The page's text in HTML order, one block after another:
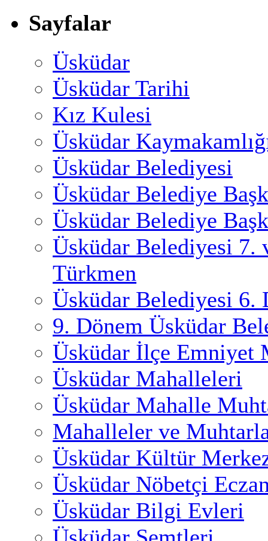
Sayfalar
Üsküdar
Üsküdar Tarihi
Kız Kulesi
Üsküdar
Üsküdar Belediyesi
Üsküdar Belediye
Üsküdar Belediye
Üsküdar Belediyesi 7.
Türkmen
Üsküdar Belediyesi 6.
9. Dönem Üsküdar
Üsküdar İlçe Emniyet
Üsküdar Mahalleleri
Üsküdar Mahalle
Mahalleler ve
Üsküdar Kültür
Üsküdar Nöbetçi
Üsküdar Bilgi Evleri